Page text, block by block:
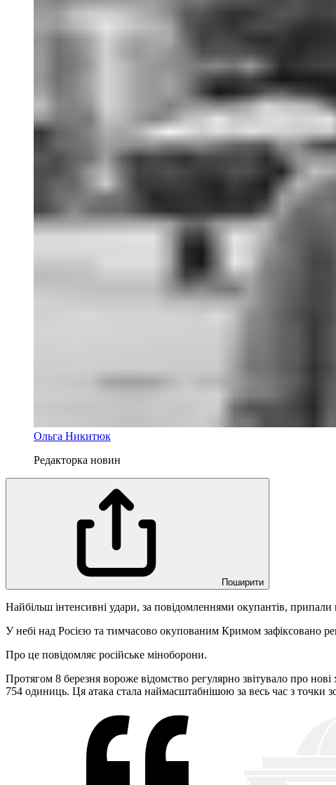
Ольга Никитюк
Редакторка новин
Поширити
Найбільш інтенсивні удари, за повідомленнями окупантів, припали
У небі над Росією та тимчасово окупованим Кримом зафіксовано
Про це повідомляє російське міноборони.
Протягом 8 березня вороже відомство регулярно звітувало про
754 одиниць. Ця атака стала наймасштабнішою за весь час з точки